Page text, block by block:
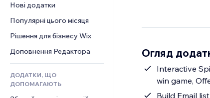
Дропшипінг
Тарифні плани й підписки
Краудфандинг
Їжа та напої
PDF
Обмін файлами
Новини
Ефекти зображення
Кнопки та меню
Банери та бейджі
Калькулятори
Пошук
Погода
Графіки й таблиці
Чат
Коментарі
Телефон
Спільнота
Відгуки
CRM
Нові додатки
Популярні цього місяця
Рішення для бізнесу Wix
Доповнення Редактора
ДОДАТКИ, ЩО
ДОПОМАГАЮТЬ
Огляд
Interactive
win game,
Build Email